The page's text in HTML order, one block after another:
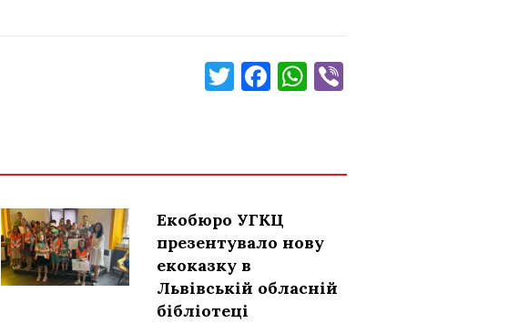
Twitter
Facebook
WhatsApp
Viber
Екобюро УГКЦ
презентувало нову
екоказку в
Львівській обласній
бібліотеці